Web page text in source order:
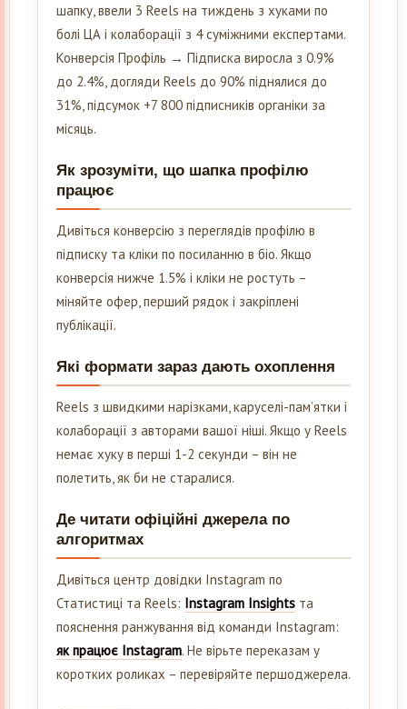
шапку, ввели 3 Reels на тиждень з хуками по
болі ЦА і колаборації з 4 суміжними експертами.
Конверсія Профіль → Підписка виросла з 0.9%
до 2.4%, догляди Reels до 90% піднялися до
31%, підсумок +7 800 підписників органіки за
місяць.
Як зрозуміти, що шапка профілю
працює
Дивіться конверсію з переглядів профілю в
підписку та кліки по посиланню в біо. Якщо
конверсія нижче 1.5% і кліки не ростуть –
міняйте офер, перший рядок і закріплені
публікації.
Які формати зараз дають охоплення
Reels з швидкими нарізками, каруселі-пам’ятки і
колаборації з авторами вашої ніші. Якщо у Reels
немає хуку в перші 1-2 секунди – він не
полетить, як би не старалися.
Де читати офіційні джерела по
алгоритмах
Дивіться центр довідки Instagram по
Статистиці та Reels: Instagram Insights та
пояснення ранжування від команди Instagram:
як працює Instagram. Не вірьте переказам у
коротких роликах – перевіряйте першоджерела.